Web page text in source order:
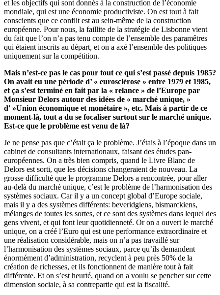
et les objectifs qui sont donnés à la construction de l’économie
mondiale, qui est une économie productiviste. On est tout à fait
conscients que ce conflit est au sein-même de la construction
européenne. Pour nous, la faillite de la stratégie de Lisbonne vient
du fait que l’on n’a pas tenu compte de l’ensemble des paramêtres
qui étaient inscrits au départ, et on a axé l’ensemble des politiques
uniquement sur la compétition.
Mais n’est-ce pas le cas pour tout ce qui s’est passé depuis 1985?
On avait eu une période d’ « eurosclérose » entre 1979 et 1985,
et ça s’est terminé en fait par la « relance » de l’Europe par
Monsieur Delors autour des idées de « marché unique, »
d' »Union économique et monétaire », etc. Mais à partir de ce
moment-là, tout a du se focaliser surtout sur le marché unique.
Est-ce que le problème est venu de là?
Je ne pense pas que c’était ça le problème. J’étais à l’époque dans un
cabinet de consultants internationaux, faisant des études pan-
européennes. On a très bien compris, quand le Livre Blanc de
Delors est sorti, que les décisions changeraient de nouveau. La
grosse difficulté que le programme Delors a rencontrée, pour aller
au-delà du marché unique, c’est le problème de l’harmonisation des
systèmes sociaux. Car il y a un concept global d’Europe sociale,
mais il y a des systèmes différents: beveridgiens, bismarckiens,
mélanges de toutes les sortes, et ce sont des systèmes dans lequel des
gens vivent, et qui font leur quotidienneté. Or on a ouvert le marché
unique, on a créé l’Euro qui est une performance extraordinaire et
une réalisation considérable, mais on n’a pas travaillé sur
l’harmonisation des systèmes sociaux, parce qu’ils demandent
énormément d’administration, recyclent à peu près 50% de la
création de richesses, et ils fonctionnent de manière tout à fait
différente. Et on s’est heurté, quand on a voulu se pencher sur cette
dimension sociale, à sa contrepartie qui est la fiscalité.